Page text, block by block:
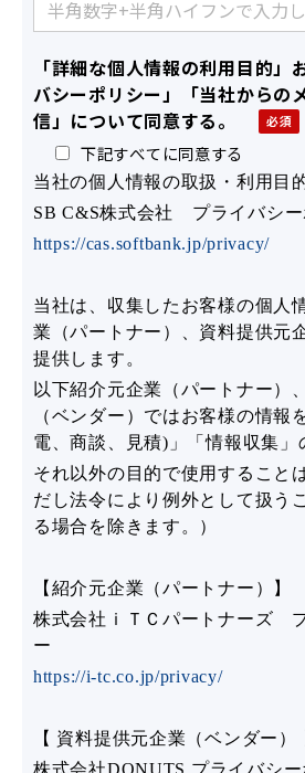
「詳細な個人情報の利用目的」
バシーポリシー」「当社からの
信」について同意する。
下記すべてに同意する
当社の個人情報の取扱・利用目
SB C&S株式会社 プライバシー
https://cas.softbank.jp/privacy/
当社は、収集したお客様の個人
業（パートナー）、資料提供元
提供します。
以下紹介元企業（パートナー）
（ベンダー）ではお客様の情報
電、商談、見積)」「情報収集」
それ以外の目的で使用すること
だし法令により例外として扱う
る場合を除きます。）
【紹介元企業（パートナー）】
株式会社ｉＴＣパートナーズ
ー
https://i-tc.co.jp/privacy/
【 資料提供元企業（ベンダー）